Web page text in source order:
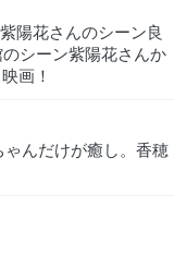
陽花さんのシーン良
シーン紫陽花さんか
画！
んだけが癒し。香穂